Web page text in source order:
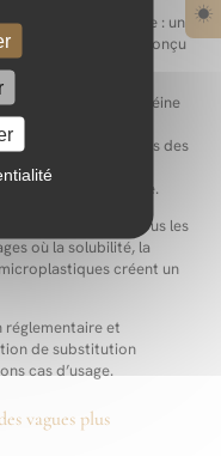
approche différente : un
et biodégradable, conçu
la caséine, une protéine
granulés
plastiques dans des
étiquettes
ou industrie.
pas remplacer tous les
où la solubilité, la
créent un
réglementaire et
de substitution
cas d’usage.
vagues plus